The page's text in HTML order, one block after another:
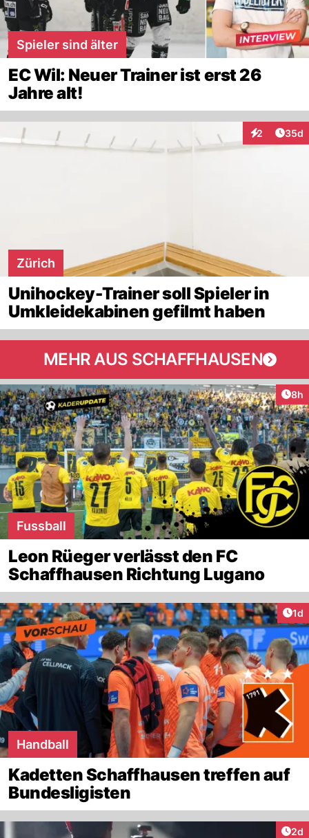
Spieler sind älter
EC Wil: Neuer Trainer ist erst 26
Jahre alt!
2
Interaktionen
35d
Zürich
Unihockey-Trainer soll Spieler in
Umkleidekabinen gefilmt haben
MEHR AUS SCHAFFHAUSEN
8h
Fussball
Leon Rüeger verlässt den FC
Schaffhausen Richtung Lugano
1d
Handball
Kadetten Schaffhausen treffen auf
Bundesligisten
2d